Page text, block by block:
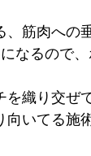
筋肉への
なるので
を織り交ぜ
いてる施